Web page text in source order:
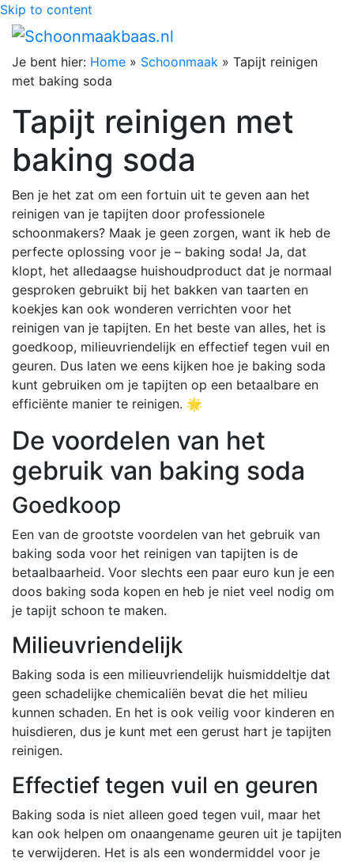
Skip to content
Je bent hier: Home » Schoonmaak » Tapijt reinigen
met baking soda
Tapijt reinigen met
baking soda
Ben je het zat om een fortuin uit te geven aan het
reinigen van je tapijten door professionele
schoonmakers? Maak je geen zorgen, want ik heb de
perfecte oplossing voor je – baking soda! Ja, dat
klopt, het alledaagse huishoudproduct dat je normaal
gesproken gebruikt bij het bakken van taarten en
koekjes kan ook wonderen verrichten voor het
reinigen van je tapijten. En het beste van alles, het is
goedkoop, milieuvriendelijk en effectief tegen vuil en
geuren. Dus laten we eens kijken hoe je baking soda
kunt gebruiken om je tapijten op een betaalbare en
efficiënte manier te reinigen. 🌟
De voordelen van het
gebruik van baking soda
Goedkoop
Een van de grootste voordelen van het gebruik van
baking soda voor het reinigen van tapijten is de
betaalbaarheid. Voor slechts een paar euro kun je een
doos baking soda kopen en heb je niet veel nodig om
je tapijt schoon te maken.
Milieuvriendelijk
Baking soda is een milieuvriendelijk huismiddeltje dat
geen schadelijke chemicaliën bevat die het milieu
kunnen schaden. En het is ook veilig voor kinderen en
huisdieren, dus je kunt met een gerust hart je tapijten
reinigen.
Effectief tegen vuil en geuren
Baking soda is niet alleen goed tegen vuil, maar het
kan ook helpen om onaangename geuren uit je tapijten
te verwijderen. Het is als een wondermiddel voor je